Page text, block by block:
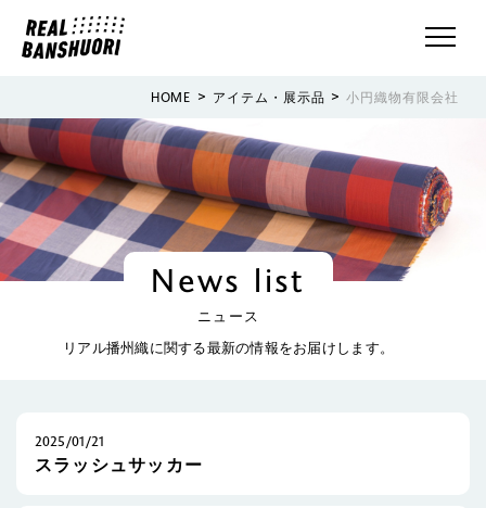
HOME > アイテム・展示品 >小円織物有限会社
News list
ニュース
リアル播州織に関する最新の情報をお届けします。
2025/01/21
スラッシュサッカー